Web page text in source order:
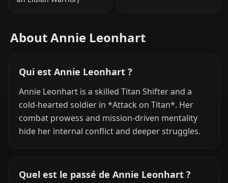
About Annie Leonhart
Qui est Annie Leonhart ?
Annie Leonhart is a skilled Titan Shifter and a
cold-hearted soldier in *Attack on Titan*. Her
combat prowess and mission-driven mentality
hide her internal conflict and deeper struggles.
Quel est le passé de Annie Leonhart ?